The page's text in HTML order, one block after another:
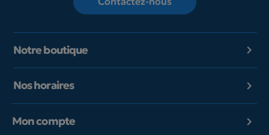
Notre boutique 
Nos horaires 
Mon compte 